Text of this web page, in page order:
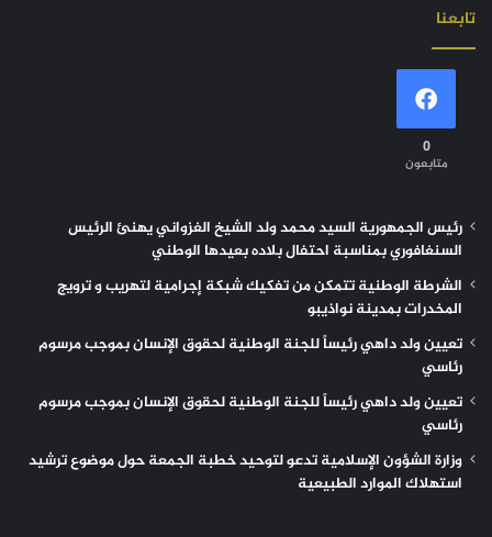
تابعنا
0
متابعون
رئيس الجمهورية السيد محمد ولد الشيخ الغزواني يهنئ الرئيس
السنغافوري بمناسبة احتفال بلاده بعيدها الوطني
الشرطة الوطنية تتمكن من تفكيك شبكة إجرامية لتهريب و ترويج
المخدرات بمدينة نواذيبو
تعيين ولد داهي رئيساً للجنة الوطنية لحقوق الإنسان بموجب مرسوم
رئاسي
تعيين ولد داهي رئيساً للجنة الوطنية لحقوق الإنسان بموجب مرسوم
رئاسي
وزارة الشؤون الإسلامية تدعو لتوحيد خطبة الجمعة حول موضوع ترشيد
استهلاك الموارد الطبيعية